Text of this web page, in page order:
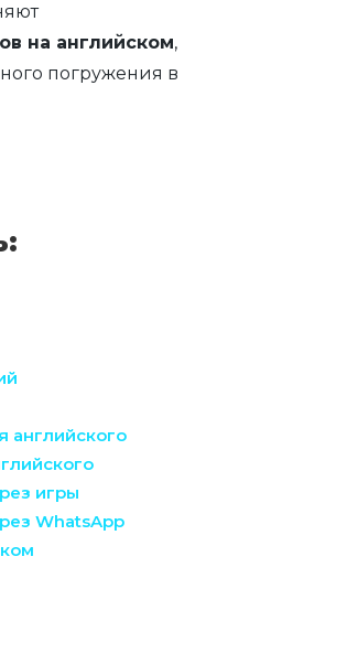
на английском,
погружения в
английского
игры
WhatsApp